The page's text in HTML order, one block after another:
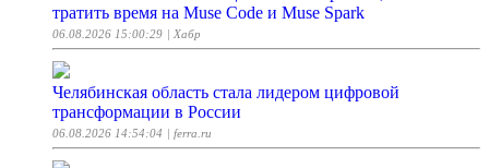
тратить время на Muse Code и Muse Spark
06.08.2026 15:00:29 | Хабр
Челябинская область стала лидером цифровой
трансформации в России
06.08.2026 14:54:04 | ferra.ru